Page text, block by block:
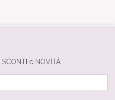
e NOVITÀ